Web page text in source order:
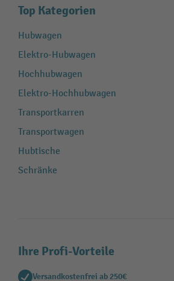
Top Kategorien
Hubwagen
Elektro-Hubwagen
Hochhubwagen
Elektro-Hochhubwagen
Transportkarren
Transportwagen
Hubtische
Schränke
Ihre Profi-Vorteile
Versandkostenfrei ab 250€